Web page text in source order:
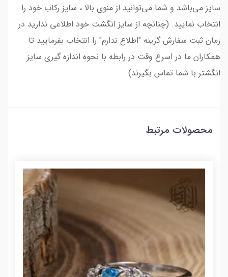
سایز می‌باشد و شما می‌توانید از منوی بالا ، سایز رکاب خود را
انتخاب نمایید. (چنانچه از سایز انگشت خود اطلاعی ندارید در
زمان ثبت سفارش گزینه "اطلاع ندارم" را انتخاب بفرمایید تا
همکاران ما در اسرع وقت در رابطه با نحوه اندازه گیری سایز
انگشتر با شما تماس بگیرند)
محصولات مرتبط